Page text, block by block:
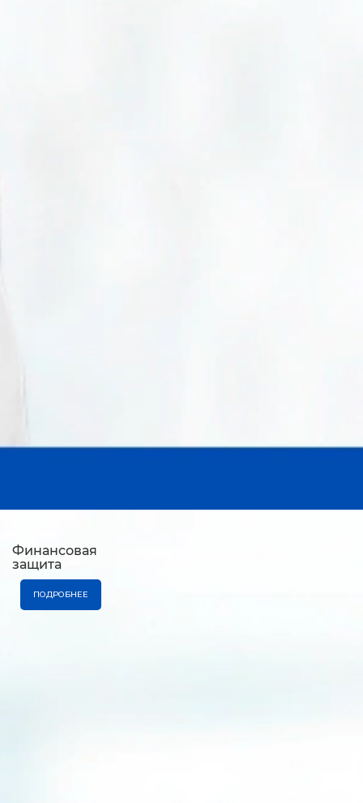
Финансовая
защита
ПОДРОБНЕЕ